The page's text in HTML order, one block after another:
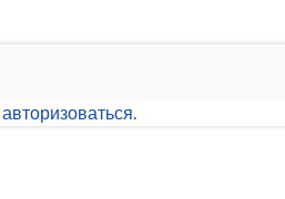
авторизоваться.